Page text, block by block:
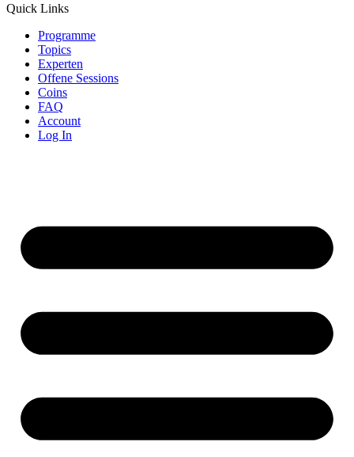
Quick Links
Programme
Topics
Experten
Offene Sessions
Coins
FAQ
Account
Log In